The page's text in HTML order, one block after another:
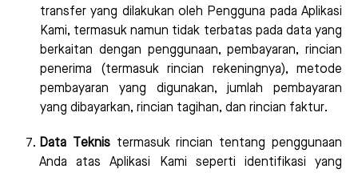
transfer yang dilakukan oleh Pengguna pada Aplikasi
Kami, termasuk namun tidak terbatas pada data yang
berkaitan dengan penggunaan, pembayaran, rincian
penerima (termasuk rincian rekeningnya), metode
pembayaran yang digunakan, jumlah pembayaran
yang dibayarkan, rincian tagihan, dan rincian faktur.
Data Teknis termasuk rincian tentang penggunaan
Anda atas Aplikasi Kami seperti identifikasi yang